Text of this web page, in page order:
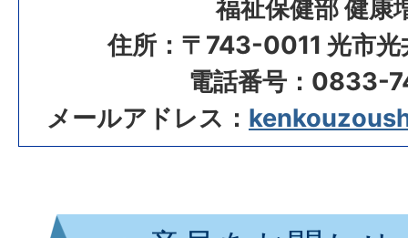
福祉保健部 健康
住所：〒743-0011 光市光
電話番号：0833-
メールアドレス：